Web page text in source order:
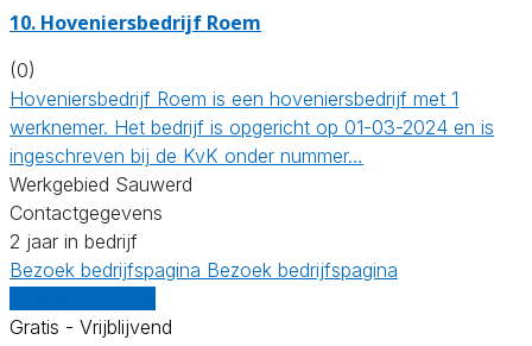
10. Hoveniersbedrijf Roem
(0)
Hoveniersbedrijf Roem is een hoveniersbedrijf met 1
werknemer. Het bedrijf is opgericht op 01-03-2024 en is
ingeschreven bij de KvK onder nummer…
Werkgebied Sauwerd
Contactgegevens
2 jaar in bedrijf
Bezoek bedrijfspagina Bezoek bedrijfspagina
Gratis - Vrijblijvend